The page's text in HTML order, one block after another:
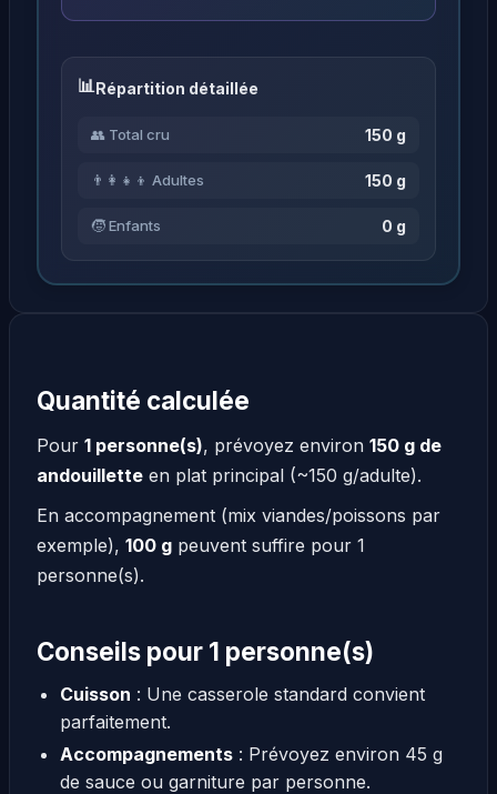
Répartition détaillée
👥 Total cru 150 g
👨‍👩‍👧‍👦 Adultes 150 g
🧒 Enfants 0 g
Quantité calculée
Pour 1 personne(s), prévoyez environ 150 g de
andouillette en plat principal (~150 g/adulte).
En accompagnement (mix viandes/poissons par
exemple), 100 g peuvent suffire pour 1
personne(s).
Conseils pour 1 personne(s)
Cuisson : Une casserole standard convient
parfaitement.
Accompagnements: Prévoyez environ 45 g
de sauce ou garniture par personne.